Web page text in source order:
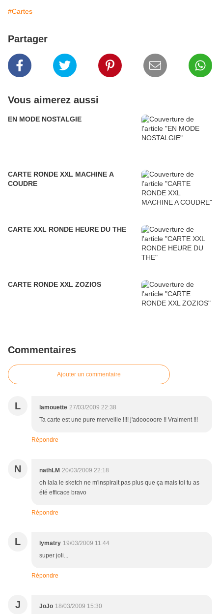
#Cartes
Partager
Vous aimerez aussi
EN MODE NOSTALGIE
CARTE RONDE XXL MACHINE A
COUDRE
CARTE XXL RONDE HEURE DU THE
CARTE RONDE XXL ZOZIOS
Commentaires
Ajouter un commentaire
L lamouette 27/03/2009 22:38
Ta carte est une pure merveille !!!! j'adooooore !! Vraiment !!!
Répondre
N nathLM 20/03/2009 22:18
oh lala le sketch ne m'inspirait pas plus que ça mais toi tu as
été efficace bravo
Répondre
L lymatry 19/03/2009 11:44
super joli...
Répondre
J JoJo 18/03/2009 15:30